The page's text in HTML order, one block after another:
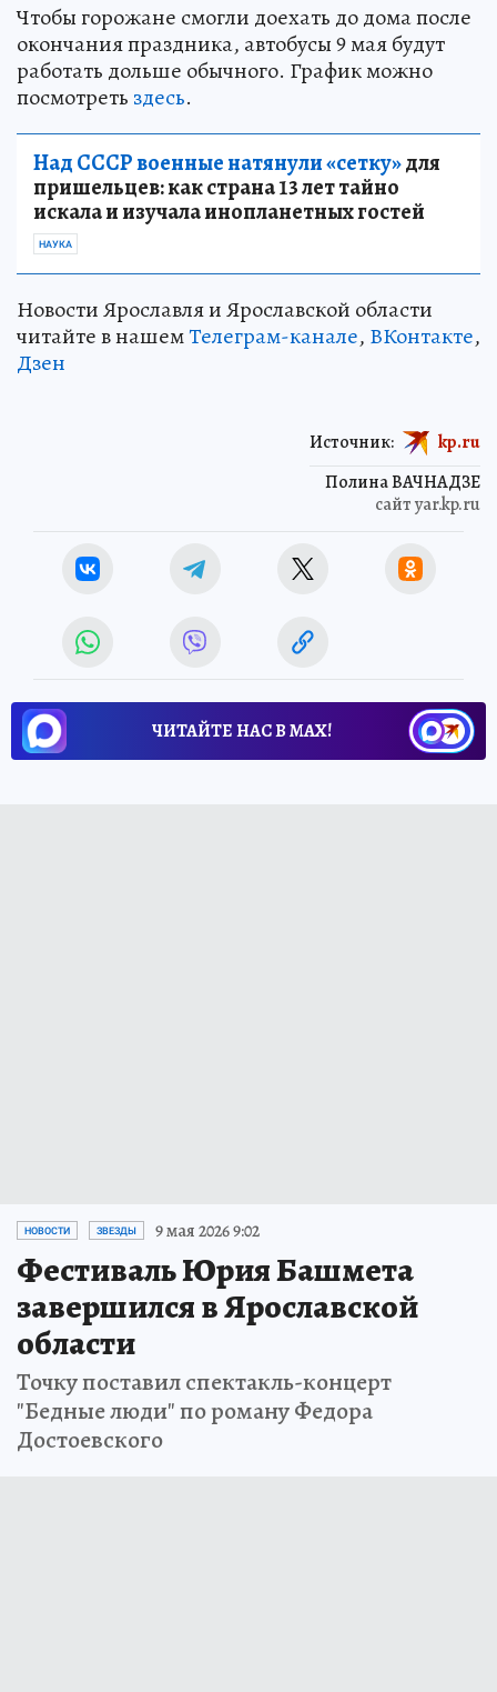
Чтобы горожане смогли доехать до дома после
окончания праздника, автобусы 9 мая будут
работать дольше обычного. График можно
посмотреть здесь.
Над СССР военные натянули «сетку»для
пришельцев: как страна 13 лет тайно
искала и изучала инопланетных гостей
НАУКА
Новости Ярославля и Ярославской области
читайте в нашемТелеграм-канале, ВКонтакте,
Дзен
Полина ВАЧНАДЗЕ
сайт yar.kp.ru
Источник: kp.ru
ЧИТАЙТЕ НАС В МАХ!
НОВОСТИ ЗВЕЗДЫ 9 мая 2026 9:02
Фестиваль Юрия Башмета
завершился в Ярославской
области
Точку поставил спектакль-концерт
"Бедные люди" по роману Федора
Достоевского